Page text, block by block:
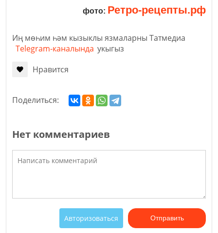
фото: Ретро-рецепты.рф
Иң мөһим һәм кызыклы язмаларны Татмедиа
Telegram-каналында укыгыз
Нравится
Поделиться:
Нет комментариев
Авторизоваться Отправить